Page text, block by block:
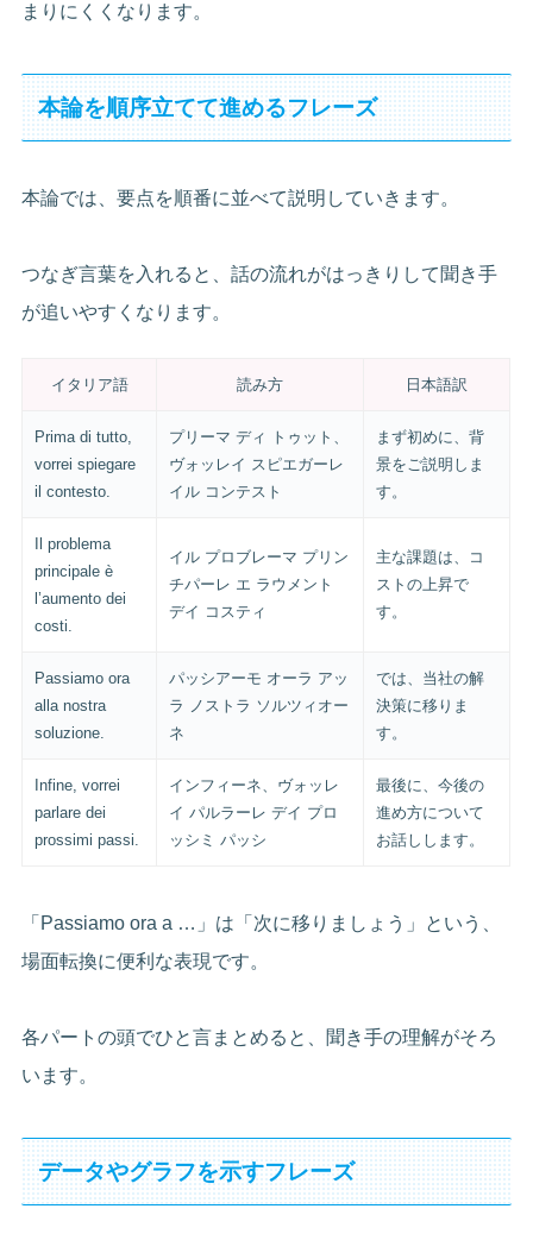
まりにくくなります。
本論を順序立てて進めるフレーズ
本論では、要点を順番に並べて説明していきます。
つなぎ言葉を入れると、話の流れがはっきりして聞き手
が追いやすくなります。
イタリア語 読み方 日本語訳
Prima di tutto,
vorrei spiegare
il contesto.
プリーマ ディ トゥット、
ヴォッレイ スピエガーレ
イル コンテスト
まず初めに、背
景をご説明しま
す。
Il problema
principale è
l’aumento dei
costi.
イル プロブレーマ プリン
チパーレ エ ラウメント
デイ コスティ
主な課題は、コ
ストの上昇で
す。
Passiamo ora
alla nostra
soluzione.
パッシアーモ オーラ アッ
ラ ノストラ ソルツィオー
ネ
では、当社の解
決策に移りま
す。
Infine, vorrei
parlare dei
prossimi passi.
インフィーネ、ヴォッレ
イ パルラーレ デイ プロ
ッシミ パッシ
最後に、今後の
進め方について
お話しします。
「Passiamo ora a …」は「次に移りましょう」という、
場面転換に便利な表現です。
各パートの頭でひと言まとめると、聞き手の理解がそろ
います。
データやグラフを示すフレーズ